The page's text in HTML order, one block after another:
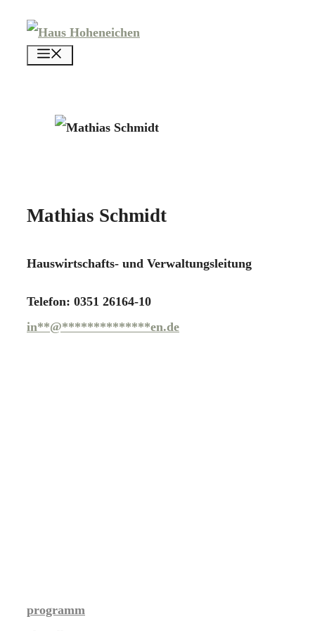
Zum
Inhalt
springen
Mathias Schmidt
Hauswirtschafts- und Verwaltungsleitung
Telefon: 0351 26164-10
in**@**************en.de
programm